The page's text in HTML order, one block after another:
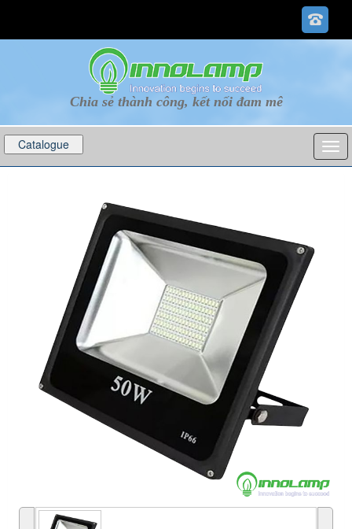
Chia sẻ thành công, kết nối đam mê
Catalogue p